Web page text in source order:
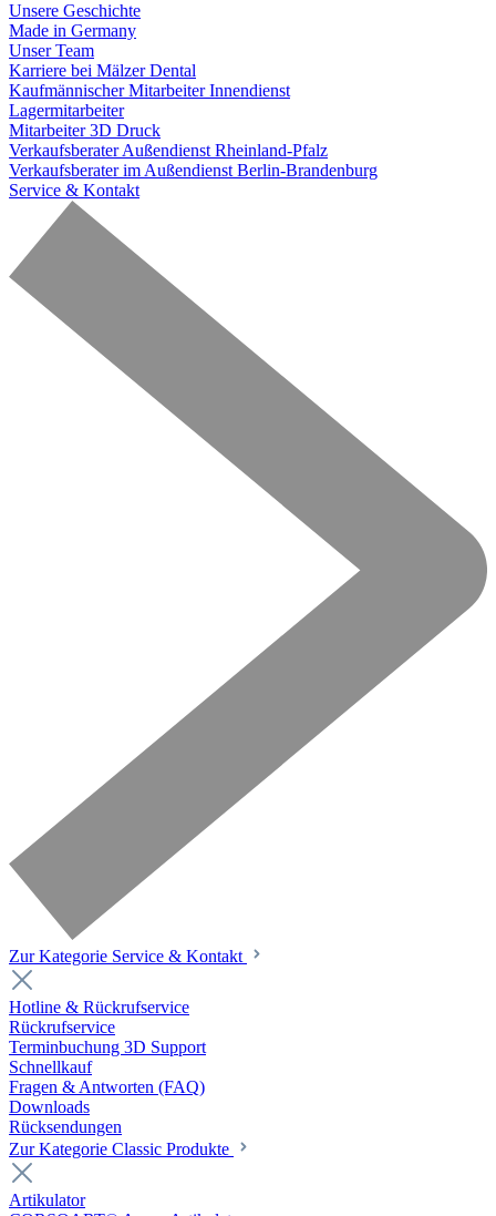
Unsere Geschichte
Made in Germany
Unser Team
Karriere bei Mälzer Dental
Kaufmännischer Mitarbeiter Innendienst
Lagermitarbeiter
Mitarbeiter 3D Druck
Verkaufsberater Außendienst Rheinland-Pfalz
Verkaufsberater im Außendienst Berlin-Brandenburg
Service & Kontakt
Zur Kategorie Service & Kontakt
Hotline & Rückrufservice
Rückrufservice
Terminbuchung 3D Support
Schnellkauf
Fragen & Antworten (FAQ)
Downloads
Rücksendungen
Zur Kategorie Classic Produkte
Artikulator